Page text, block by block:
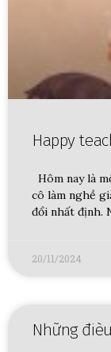
Happy
Hôm nay là
cô làm nghề
đổi nhất định.
20/11/2024
Những